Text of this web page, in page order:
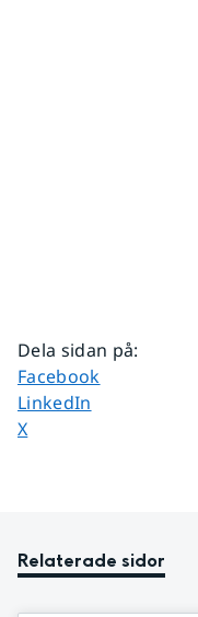
Dela sidan på:
Dela sidan på
Facebook
Dela sidan på
LinkedIn
Dela sidan på
X
Relaterade sidor